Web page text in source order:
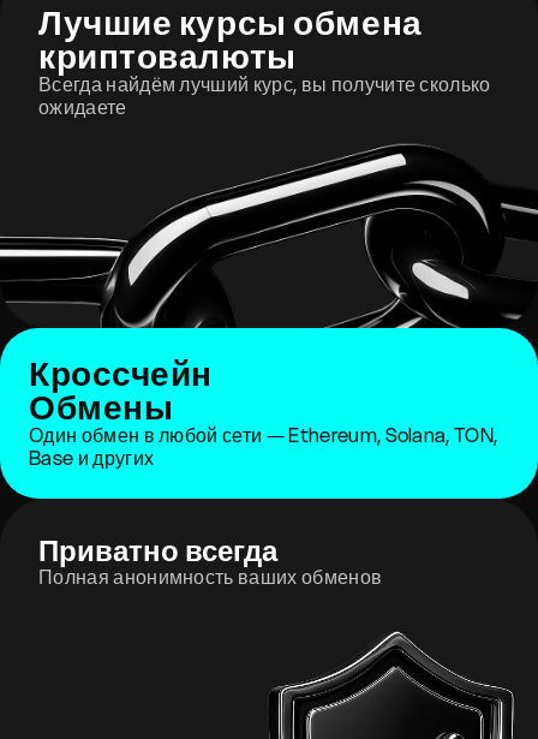
Лучшие курсы обмена
криптовалюты
Всегда найдём лучший курс, вы получите сколько
ожидаете
Кроссчейн
Обмены
Один обмен в любой сети — Ethereum, Solana, TON,
Base и других
Приватно всегда
Полная анонимность ваших обменов